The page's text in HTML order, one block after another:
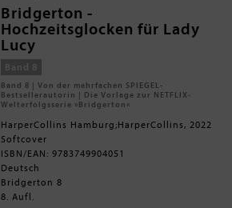
Bridgerton -
Hochzeitsglocken für Lady
Lucy
Band 8
Band 8 | Von der mehrfachen SPIEGEL-
Bestsellerautorin | Die Vorlage zur NETFLIX-
Welterfolgsserie »Bridgerton«
HarperCollins Hamburg;HarperCollins, 2022
Softcover
ISBN/EAN: 9783749904051
Deutsch
Bridgerton 8
8. Aufl.